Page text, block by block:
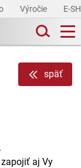
Výročie E-
späť
aj Vy